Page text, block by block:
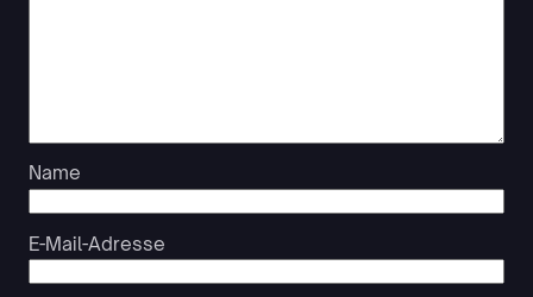
Name
E-Mail-Adresse